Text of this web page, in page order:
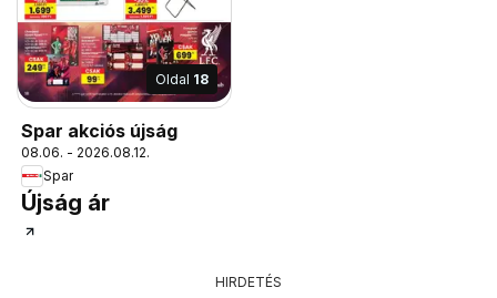
Oldal 18
Spar akciós újság
08.06. - 2026.08.12.
Spar
Újság ár
HIRDETÉS